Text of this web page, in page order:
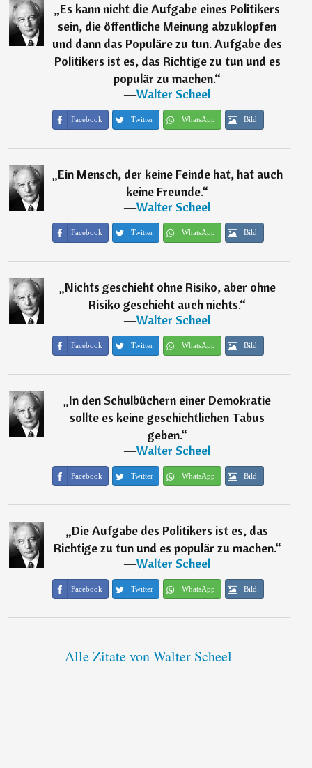
„Es kann nicht die Aufgabe eines Politikers
sein, die öffentliche Meinung abzuklopfen
und dann das Populäre zu tun. Aufgabe des
Politikers ist es, das Richtige zu tun und es
populär zu machen.“
―Walter Scheel
Facebook Twitter WhatsApp Bild
„Ein Mensch, der keine Feinde hat, hat auch
keine Freunde.“
―Walter Scheel
Facebook Twitter WhatsApp Bild
„Nichts geschieht ohne Risiko, aber ohne
Risiko geschieht auch nichts.“
―Walter Scheel
Facebook Twitter WhatsApp Bild
„In den Schulbüchern einer Demokratie
sollte es keine geschichtlichen Tabus
geben.“
―Walter Scheel
Facebook Twitter WhatsApp Bild
„Die Aufgabe des Politikers ist es, das
Richtige zu tun und es populär zu machen.“
―Walter Scheel
Facebook Twitter WhatsApp Bild
Alle Zitate von Walter Scheel